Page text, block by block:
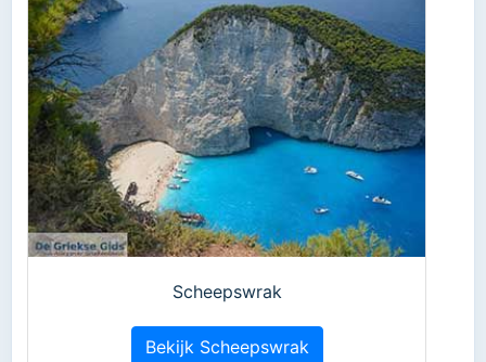
Scheepswrak
Bekijk Scheepswrak